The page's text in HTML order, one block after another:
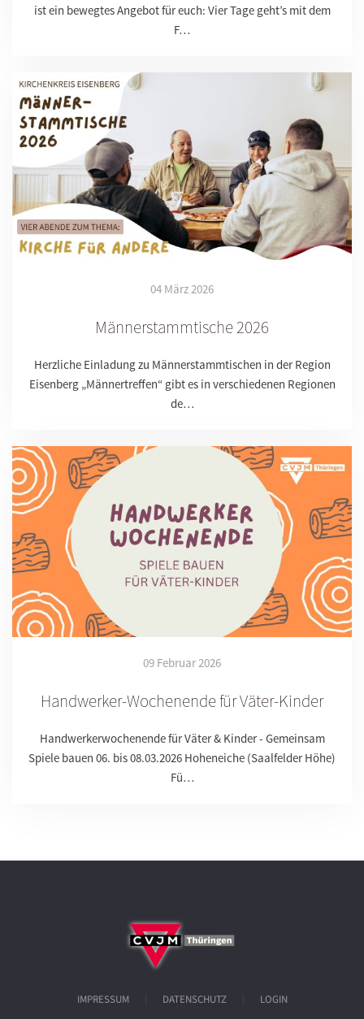
ist ein bewegtes Angebot für euch: Vier Tage geht’s mit dem
F…
04 März 2026
Männerstammtische 2026
Herzliche Einladung zu Männerstammtischen in der Region
Eisenberg „Männertreffen“ gibt es in verschiedenen Regionen
de…
09 Februar 2026
Handwerker-Wochenende für Väter-Kinder
Handwerkerwochenende für Väter & Kinder - Gemeinsam
Spiele bauen 06. bis 08.03.2026 Hoheneiche (Saalfelder Höhe)
Fü…
IMPRESSUM DATENSCHUTZ LOGIN